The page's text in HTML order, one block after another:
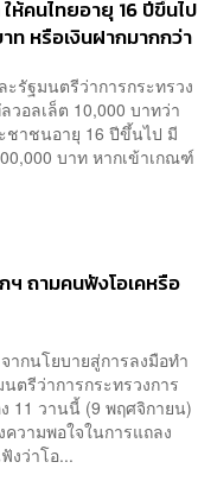
ห้คนไทยอายุ 16 ปีขึ้นไป
ท หรือเงินฝากมากกว่า
รัฐมนตรีว่าการกระทรวง
วอลเล็ต 10,000 บาทว่า
ชาชนอายุ 16 ปีขึ้นไป มี
บาท หากเข้าเกณฑ์
ฯ ถามคนฟังโอเคหรือ
ากนโยบายสู่การลงมือทำ
ตรีว่าการกระทรวงการ
11 วานนี้ (9 พฤศจิกายน)
วามพอใจในการแถลง
งว่าโอ...